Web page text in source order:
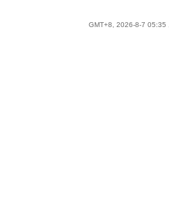
GMT+8, 2026-8-7 05:35